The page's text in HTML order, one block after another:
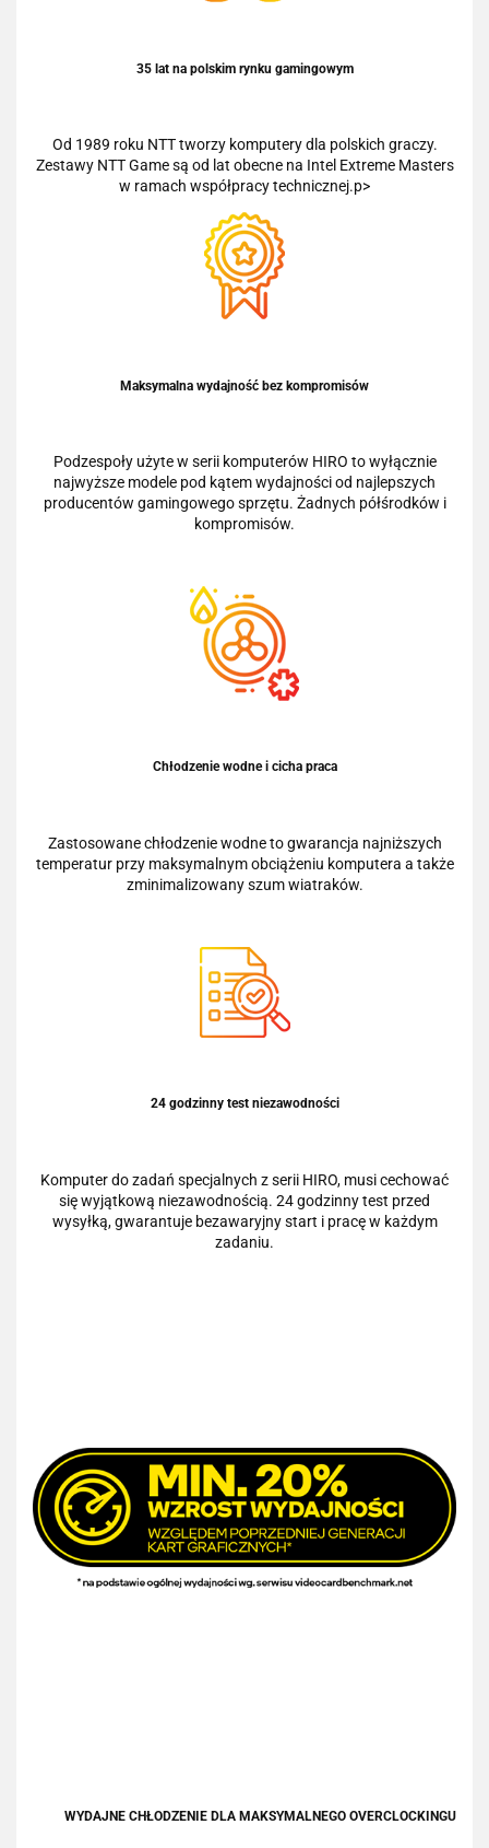
35 lat na polskim rynku gamingowym
Od 1989 roku NTT tworzy komputery dla polskich graczy.
Zestawy NTT Game są od lat obecne na Intel Extreme Masters
w ramach współpracy technicznej.p>
Maksymalna wydajność bez kompromisów
Podzespoły użyte w serii komputerów HIRO to wyłącznie
najwyższe modele pod kątem wydajności od najlepszych
producentów gamingowego sprzętu. Żadnych półśrodków i
kompromisów.
Chłodzenie wodne i cicha praca
Zastosowane chłodzenie wodne to gwarancja najniższych
temperatur przy maksymalnym obciążeniu komputera a także
zminimalizowany szum wiatraków.
24 godzinny test niezawodności
Komputer do zadań specjalnych z serii HIRO, musi cechować
się wyjątkową niezawodnością. 24 godzinny test przed
wysyłką, gwarantuje bezawaryjny start i pracę w każdym
zadaniu.
WYDAJNE CHŁODZENIE DLA MAKSYMALNEGO OVERCLOCKINGU